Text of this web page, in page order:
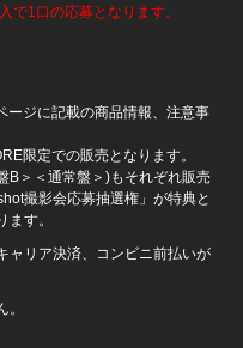
で1口の応募となります。
ジに記載の商品情報、注意事
限定での販売となります。
B＞＜通常盤＞)もそれぞれ販売
撮影会応募抽選権」が特典と
す。
ャリア決済、コンビニ前払いが